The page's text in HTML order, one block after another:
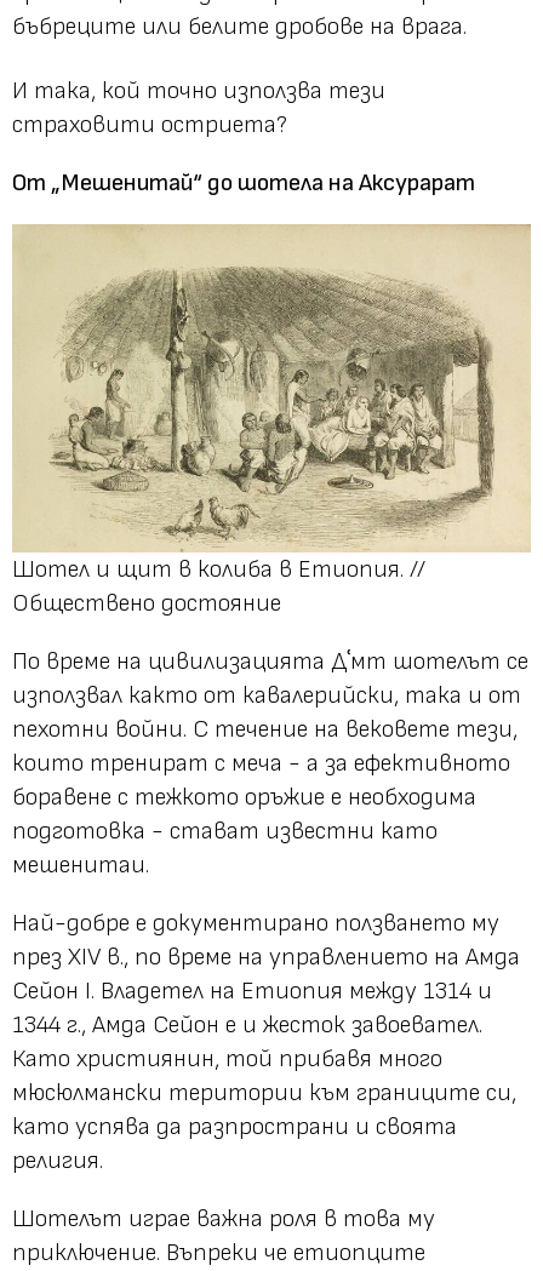
бъбреците или белите дробове на врага.
И така, кой точно използва тези
страховити остриета?
От „Мешенитай“ до шотела на Аксурарат
Шотел и щит в колиба в Етиопия. //
Обществено достояние
По време на цивилизацията Дʿмт шотелът се
използвал както от кавалерийски, така и от
пехотни войни. С течение на вековете тези,
които тренират с меча - а за ефективното
боравене с тежкото оръжие е необходима
подготовка - стават известни като
мешенитаи.
Най-добре е документирано ползването му
през XIV в., по време на управлението на Амда
Сейон I. Владетел на Етиопия между 1314 и
1344 г., Амда Сейон е и жесток завоевател.
Като християнин, той прибавя много
мюсюлмански територии към границите си,
като успява да разпространи и своята
религия.
Шотелът играе важна роля в това му
приключение. Въпреки че етиопците